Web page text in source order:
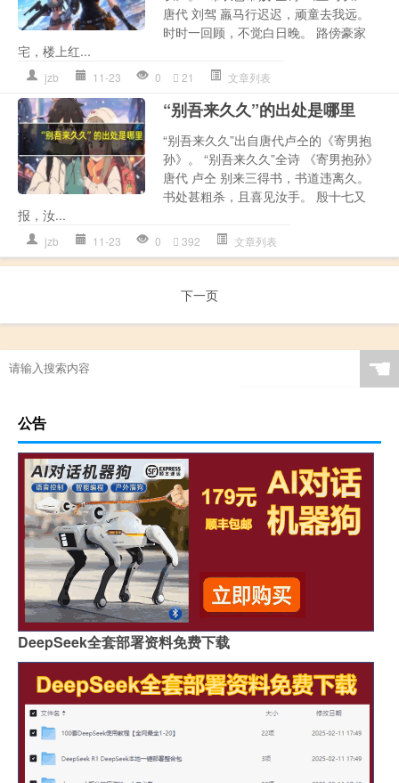
唐代 刘驾 羸马行迟迟，顽童去我远。
时时一回顾，不觉白日晚。 路傍豪家
宅，楼上红...
jzb 11-23 0 21 文章列表
“别吾来久久”的出处是哪里
“别吾来久久”出自唐代卢仝的《寄男抱
孙》。 “别吾来久久”全诗 《寄男抱孙》
唐代 卢仝 别来三得书，书道违离久。
书处甚粗杀，且喜见汝手。 殷十七又
报，汝...
jzb 11-23 0 392 文章列表
下一页
☚
公告
DeepSeek全套部署资料免费下载